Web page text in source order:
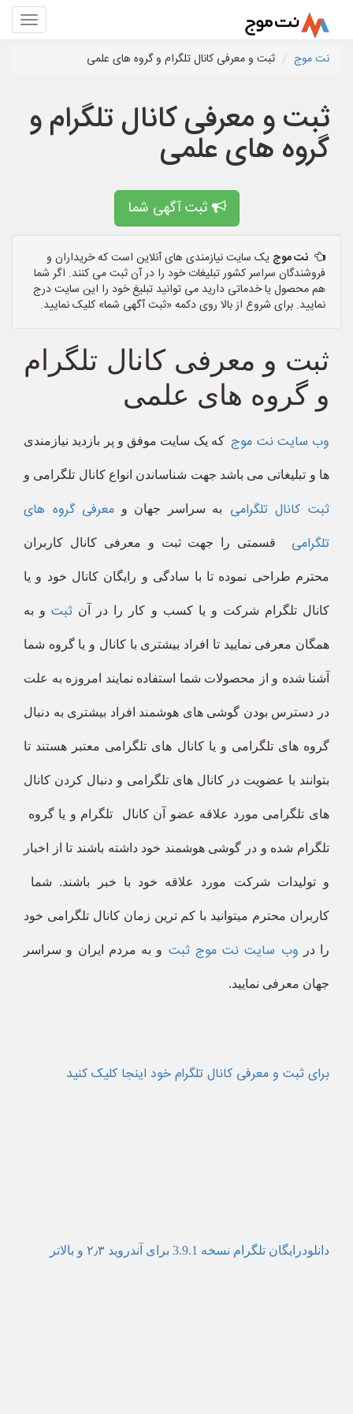
نت موج ثبت و معرفی کانال تلگرام و گروه های علمی
ثبت و معرفی کانال تلگرام و
گروه های علمی
ثبت آگهی شما
نت موج یک سایت نیازمندی های آنلاین است که خریداران و
فروشندگان سراسر کشور تبلیغات خود را در آن ثبت می کنند. اگر شما
هم محصول یا خدماتی دارید می توانید تبلیغ خود را این سایت درج
نمایید. برای شروع از بالا روی دکمه «ثبت آگهی شما» کلیک نمایید.
ثبت و معرفی کانال تلگرام
و گروه های علمی
وب سایت نت موج که یک سایت موفق و پر بازدید نیازمندی
ها و تبلیغاتی می باشد جهت شناساندن انواع کانال تلگرامی و
ثبت کانال تلگرامی به سراسر جهان و معرفی گروه های
تلگرامی
قسمتی را جهت ثبت و معرفی کانال کاربران
محترم طراحی نموده تا با سادگی و رایگان کانال خود و یا
کانال تلگرام شرکت و یا کسب و کار را در آن ثبتو به
همگان معرفی نمایید تا افراد بیشتری با کانال و یا گروه شما
آشنا شده و از محصولات شما استفاده نمایند امروزه به علت
در دسترس بودن گوشی های هوشمند افراد بیشتری به دنبال
گروه های تلگرامی و یا کانال های تلگرامی معتبر هستند تا
بتوانند با عضویت در کانال های تلگرامی و دنبال کردن کانال
های تلگرامی مورد علاقه عضو آن کانال تلگرام و یا گروه
تلگرام شده و در گوشی هوشمند خود داشته باشند تا از اخبار
و تولیدات شرکت مورد علاقه خود با خبر باشند. شما
کاربران محترم میتوانید با کم ترین زمان کانال تلگرامی خود
را در وب سایت نت موج ثبت و به مردم ایران و سراسر
جهان معرفی نمایید.
برای ثبت و معرفی کانال تلگرام خود اینجا کلیک کنید
دانلودرایگان تلگرام نسخه 3.9.1 برای آندروید ۲٫۳ و بالاتر